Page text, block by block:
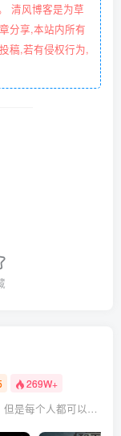
清风博客是为草
分享,本站内所有
稿,若有侵权行为,
269W+
没有人可以回到过去从头再来，但是每个人都可以从今天开始，创造一个全新的结局